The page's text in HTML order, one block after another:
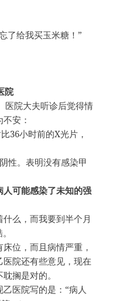
了给我买玉米糖！”
院
医院大夫听诊后觉得情
安：
36小时前的X光片，
性。表明没有感染甲
可能感染了未知的强
么，而我要到半个月
位，而且病情严重，
院还有些意见，现在
搁是对的。
乙医院写的是：“病人